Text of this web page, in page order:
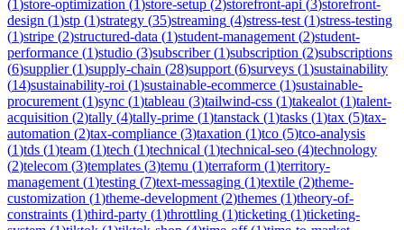
(1)store-optimization (1)store-setup (2)storefront-api (3)storefront-
design (1)stp (1)strategy (35)streaming (4)stress-test (1)stress-testing
(1)stripe (2)structured-data (1)student-management (2)student-
performance (1)studio (3)subscriber(1)subscription (2)subscriptions
(6)supplier(1)supply-chain (28)support (6)surveys (1)sustainability
(14)sustainability-roi (1)sustainable-ecommerce (1)sustainable-
procurement (1)sync (1)tableau (3)tailwind-css (1)takealot (1)talent-
acquisition (2)tally (4)tally-prime (1)tanstack (1)tasks (1)tax (5)tax-
automation (2)tax-compliance (3)taxation (1)tco (5)tco-analysis
(1)tds (1)team (1)tech (1)technical (1)technical-seo (4)technology
(2)telecom (3)templates (3)temu (1)terraform (1)territory-
management (1)testing (7)text-messaging (1)textile (2)theme-
customization (1)theme-development (2)themes (1)theory-of-
constraints (1)third-party (1)throttling (1)ticketing (1)ticketing-